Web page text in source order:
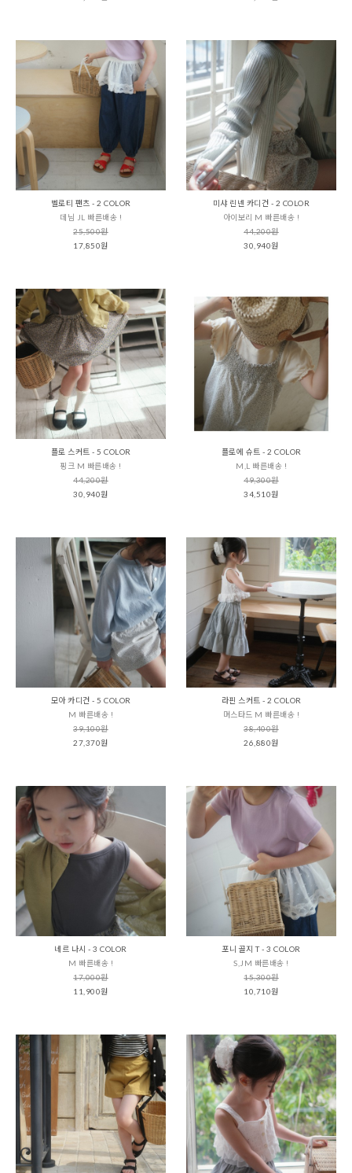
벨로티 팬츠 - 2 COLOR
데님 JL 빠른배송 !
25,500원
17,850원
미샤 린넨 카디건 - 2 COLOR
아이보리 M 빠른배송 !
44,200원
30,940원
플로 스커트 - 5 COLOR
핑크 M 빠른배송 !
44,200원
30,940원
플로에 슈트 - 2 COLOR
M,L 빠른배송 !
49,300원
34,510원
모아 카디건 - 5 COLOR
M 빠른배송 !
39,100원
27,370원
라핀 스커트 - 2 COLOR
머스타드 M 빠른배송 !
38,400원
26,880원
네르 나시 - 3 COLOR
M 빠른배송 !
17,000원
11,900원
포니 골지 T - 3 COLOR
S,JM 빠른배송 !
15,300원
10,710원